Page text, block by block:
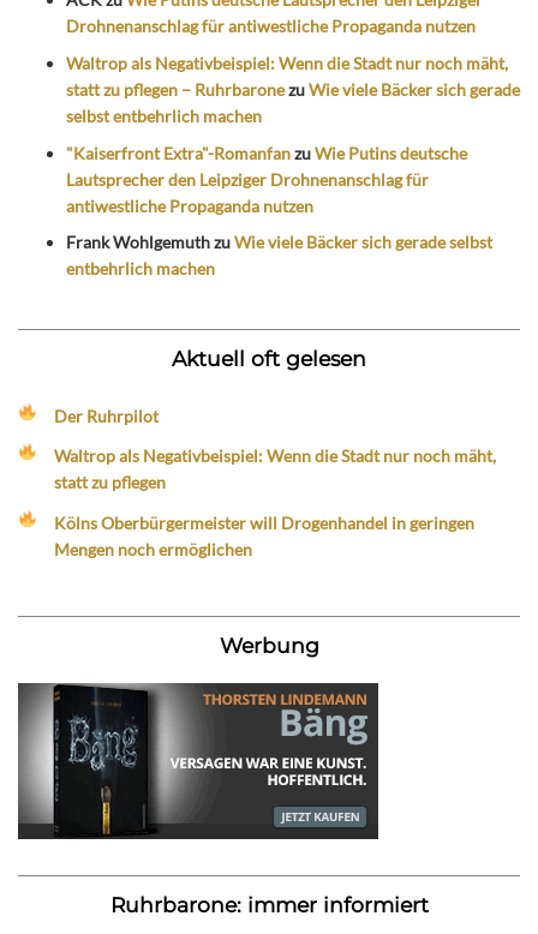
Drohnenanschlag für antiwestliche Propaganda nutzen
Waltrop als Negativbeispiel: Wenn die Stadt nur noch mäht,
statt zu pflegen – RuhrbaronezuWie viele Bäcker sich gerade
selbst entbehrlich machen
"Kaiserfront Extra"-RomanfanzuWie Putins deutsche
Lautsprecher den Leipziger Drohnenanschlag für
antiwestliche Propaganda nutzen
Frank WohlgemuthzuWie viele Bäcker sich gerade selbst
entbehrlich machen
Aktuell oft gelesen
Der Ruhrpilot
Waltrop als Negativbeispiel: Wenn die Stadt nur noch mäht,
statt zu pflegen
Kölns Oberbürgermeister will Drogenhandel in geringen
Mengen noch ermöglichen
Werbung
Ruhrbarone: immer informiert